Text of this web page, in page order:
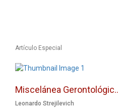
Artículo Especial
Miscelánea
Leonardo Strejilevich